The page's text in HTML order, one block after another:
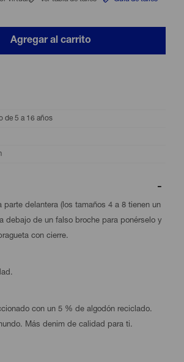
Agregar al carrito
de 5 a 16 años
parte delantera (los tamaños 4 a 8 tienen un
debajo de un falso broche para ponérselo y
con cierre.
con un 5 % de algodón reciclado.
Más denim de calidad para ti.